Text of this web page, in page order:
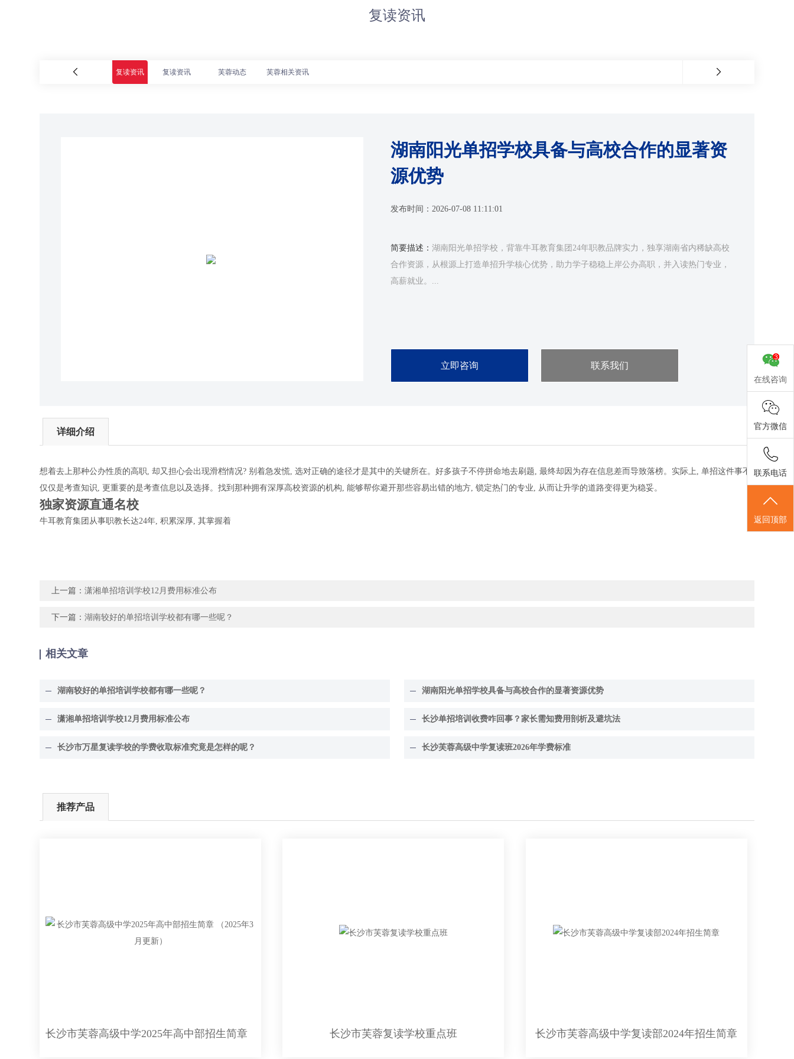
复读资讯
复读资讯 复读资讯 芙蓉动态 芙蓉相关资讯
湖南阳光单招学校具备与高校合作的显著资
源优势
发布时间： 2026-07-08 11:11:01
简要描述： 湖南阳光单招学校，背靠牛耳教育集团24年职教品牌实力，独享湖南省内稀缺高校
合作资源，从根源上打造单招升学核心优势，助力学子稳稳上岸公办高职，并入读热门专业，
高薪就业。...
立即咨询 联系我们
详细介绍
想着去上那种公办性质的高职, 却又担心会出现滑档情况? 别着急发慌, 选对正确的途径才是其中的关键所在。好多孩子不停拼命地去刷题, 最终却因为存在信息差而导致落榜。实际上, 单招这件事不
仅仅是考查知识, 更重要的是考查信息以及选择。找到那种拥有深厚高校资源的机构, 能够帮你避开那些容易出错的地方, 锁定热门的专业, 从而让升学的道路变得更为稳妥。
独家资源直通名校
牛耳教育集团从事职教长达24年, 积累深厚, 其掌握着
上一篇：潇湘单招培训学校12月费用标准公布
下一篇：湖南较好的单招培训学校都有哪一些呢？
相关文章
湖南较好的单招培训学校都有哪一些呢？ 湖南阳光单招学校具备与高校合作的显著资源优势
潇湘单招培训学校12月费用标准公布 长沙单招培训收费咋回事？家长需知费用剖析及避坑法
长沙市万星复读学校的学费收取标准究竟是怎样的呢？ 长沙芙蓉高级中学复读班2026年学费标准
推荐产品
长沙市芙蓉高级中学2025年高中部招生简章 （2025年3月更新）长沙市芙蓉复读学校重点班 长沙市芙蓉高级中学复读部2024年招生简章
在线咨询
官方微信
联系电话
返回顶部